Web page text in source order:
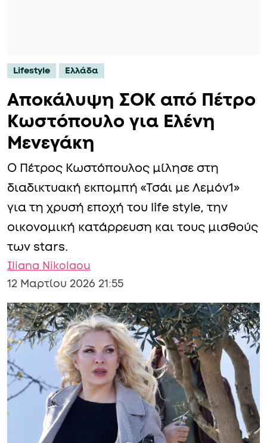
Lifestyle Ελλάδα
Αποκάλυψη ΣΟΚ από Πέτρο
Κωστόπουλο για Ελένη
Μενεγάκη
Ο Πέτρος Κωστόπουλος μίλησε στη
διαδικτυακή εκπομπή «Τσάι με Λεμόν1»
για τη χρυσή εποχή του life style, την
οικονομική κατάρρευση και τους μισθούς
των stars.
Iliana Nikolaou
12 Μαρτίου 2026 21:55